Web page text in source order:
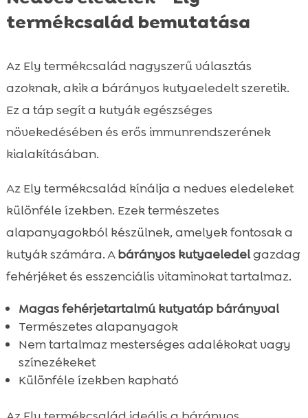
termékcsalád bemutatása
Az Ely termékcsalád nagyszerű választás
azoknak, akik a bárányos kutyaeledelt szeretik.
Ez a táp segít a kutyák egészséges
növekedésében és erős immunrendszerének
kialakításában.
Az Ely termékcsalád kínálja a nedves eledeleket
különféle ízekben. Ezek természetes
alapanyagokból készülnek, amelyek fontosak a
kutyák számára. Abárányos kutyaeledelgazdag
fehérjéket és esszenciális vitaminokat tartalmaz.
Magas fehérjetartalmú kutyatáp bárányval
Természetes alapanyagok
Nem tartalmaz mesterséges adalékokat vagy
színezékeket
Különféle ízekben kapható